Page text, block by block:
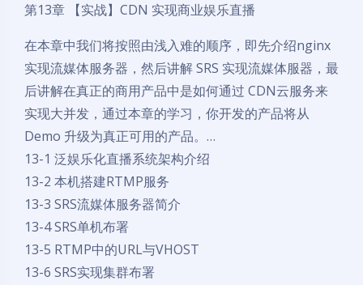
第13章 【实战】CDN 实现商业娱乐直播
在本章中我们将按照由浅入难的顺序，即先介绍nginx
实现流媒体服务器，然后讲解 SRS 实现流媒体服器，最
后讲解在真正的商用产品中是如何通过 CDN云服务来
实现大并发，通过本章的学习，你开发的产品将从
Demo 升级为真正可用的产品。…
13-1 泛娱乐化直播系统架构介绍
13-2 本机搭建RTMP服务
13-3 SRS流媒体服务器简介
13-4 SRS单机布署
13-5 RTMP中的URL与VHOST
13-6 SRS实现集群布署